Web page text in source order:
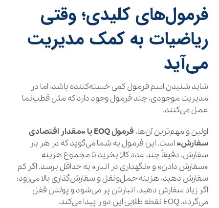
فرمول‌های کلیدی؛ وقتی
ریاضیات به کمک مدیریت
می‌آید
شاید شنیدن اسم فرمول کمی خسته‌کننده باشد، اما در
مدیریت موجودی، چند فرمول وجود دارد که مثل قطب‌نما
عمل می‌کنند.
اولین و مهم‌ترین آن‌ها،
فرمول EOQ یا «مقدار اقتصادی
سفارش» است. این فرمول به شما می‌گوید که در هر بار
سفارش، دقیقاً چند عدد کالا بخرید تا مجموع هزینه
«سفارش دادن» و «نگهداری در انبار» به حداقل برسد. اگر کم
سفارش دهید، هزینه حمل‌ونقل و سفارش‌گذاری بالا می‌رود؛
اگر زیاد سفارش دهید، انبارتان پر می‌شود و پولتان قفل
می‌گردد. EOQ نقطه طلایی این دو را پیدا می‌کند.